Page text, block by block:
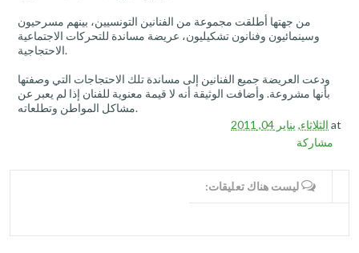
من جهتها أطلقت مجموعة من الفنانين التونسيين، بينهم مسرحيون
وسينمائيون وفنانون تشكيليون، عريضة مساندة للتحركات الاجتماعية
الاحتجاجية.
ودعت العريضة جميع الفنانين إلى مساندة تلك الاحتجاجات التي وصفتها
بأنها مشروعة. وأضافت الوثيقة أنه لا قيمة معنوية للفنان إذا لم يعبر عن
مشاكل المواطن وتطلعاته.
at الثلاثاء, يناير 04, 2011
مشاركة
ليست هناك تعليقات:
WRITE COMMENTS